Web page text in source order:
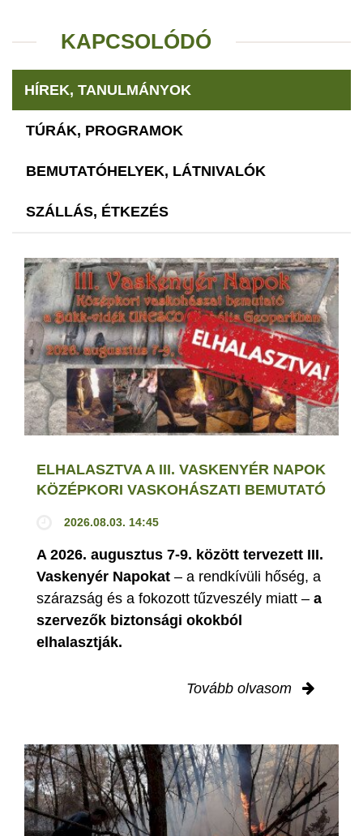
KAPCSOLÓDÓ
HÍREK, TANULMÁNYOK
TÚRÁK, PROGRAMOK
BEMUTATÓHELYEK, LÁTNIVALÓK
SZÁLLÁS, ÉTKEZÉS
ELHALASZTVA A III. VASKENYÉR NAPOK
KÖZÉPKORI VASKOHÁSZATI BEMUTATÓ
2026.08.03. 14:45
A 2026. augusztus 7-9. között tervezett III.
Vaskenyér Napokat – a rendkívüli hőség, a
szárazság és a fokozott tűzveszély miatt – a
szervezők biztonsági okokból
elhalasztják.
Tovább olvasom